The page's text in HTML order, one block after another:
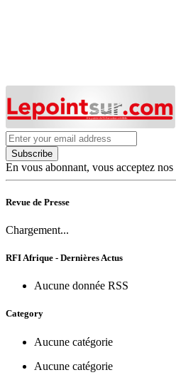
Subscribe
En vous abonnant, vous acceptez
Revue de Presse
Chargement...
RFI Afrique - Dernières Actus
Aucune donnée RSS
Category
Aucune catégorie
Aucune catégorie